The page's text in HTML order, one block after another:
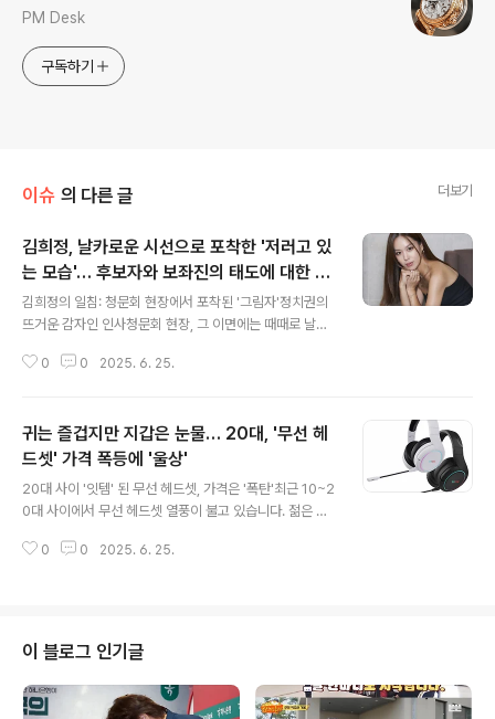
PM Desk
구독하기
이슈 의 다른 글 더보기
김희정, 날카로운 시선으로 포착한 '저러고 있
는 모습'… 후보자와 보좌진의 태도에 대한 쓴
소리
김희정의 일침: 청문회 현장에서 포착된 '그림자'정치권의
뜨거운 감자인 인사청문회 현장, 그 이면에는 때때로 날카
는 후보자와 보좌진의 태도를 지적하며 쓴소리를 아끼지
대한 비판으로 해석될 수 있습니다. 특히, 이재명 정부 초대
국무총리 후보자로 지명된 김민석 후보자에 대한 인사청문
회에서 불거진 논란은 이러한 김희정 씨의 발언에 더욱 무
게를 실어줍니다. 야당은 김 후보자에 대한 의혹을 제기하
복했습니다. 이러한 과정에서 드러나는 후보자와 보좌진의
0 0 2025. 6. 25.
귀는 즐겁지만 지갑은 눈물… 20대, '무선 헤
드셋' 가격 폭등에 '울상'
20대 사이 '잇템' 된 무선 헤드셋, 가격은 '폭탄'최근 10~2
0대 사이에서 무선 헤드셋 열풍이 불고 있습니다. 젊은 층
템’으로 자리 잡았기 때문입니다. 하지만 선풍적인 인기와
게 큰 부담으로 다가오고 있습니다. 이러한 가격 상승은 2
0대 소비자들의 구매 심리에 적지 않은 영향을 미치고 있
으며, 헤드셋 시장의 새로운 과제로 떠오르고 있습니다. 가
격 인상의 주범? 기능 개선과 패션 아이템화무선 헤드셋 가
0 0 2025. 6. 25.
이 블로그 인기글